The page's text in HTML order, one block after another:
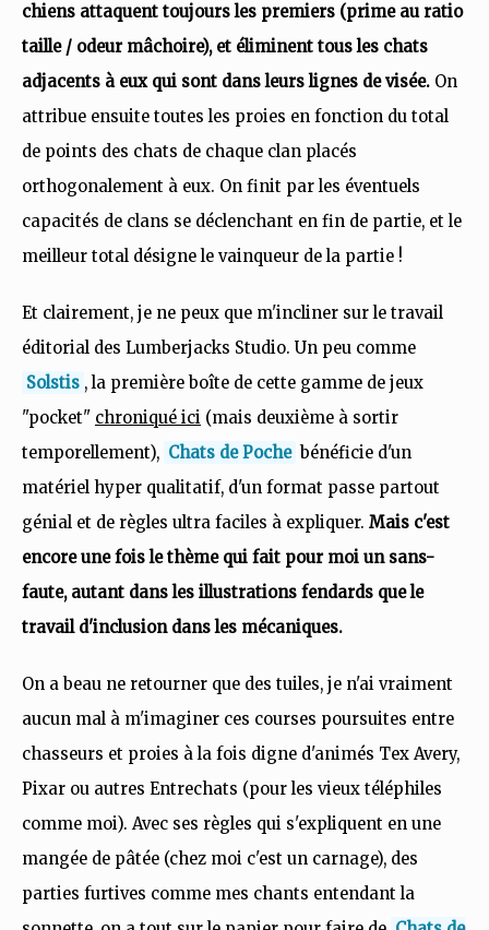
chiens attaquent toujours les premiers (prime au ratio
taille / odeur mâchoire), et éliminent tous les chats
adjacents à eux qui sont dans leurs lignes de visée. On
attribue ensuite toutes les proies en fonction du total
de points des chats de chaque clan placés
orthogonalement à eux. On finit par les éventuels
capacités de clans se déclenchant en fin de partie, et le
meilleur total désigne le vainqueur de la partie !
Et clairement, je ne peux que m'incliner sur le travail
éditorial des Lumberjacks Studio. Un peu comme
Solstis , la première boîte de cette gamme de jeux
"pocket" chroniqué ici (mais deuxième à sortir
temporellement), Chats de Poche bénéficie d'un
matériel hyper qualitatif, d'un format passe partout
génial et de règles ultra faciles à expliquer. Mais c'est
encore une fois le thème qui fait pour moi un sans-
faute, autant dans les illustrations fendards que le
travail d'inclusion dans les mécaniques.
On a beau ne retourner que des tuiles, je n'ai vraiment
aucun mal à m'imaginer ces courses poursuites entre
chasseurs et proies à la fois digne d'animés Tex Avery,
Pixar ou autres Entrechats (pour les vieux téléphiles
comme moi). Avec ses règles qui s'expliquent en une
mangée de pâtée (chez moi c'est un carnage), des
parties furtives comme mes chants entendant la